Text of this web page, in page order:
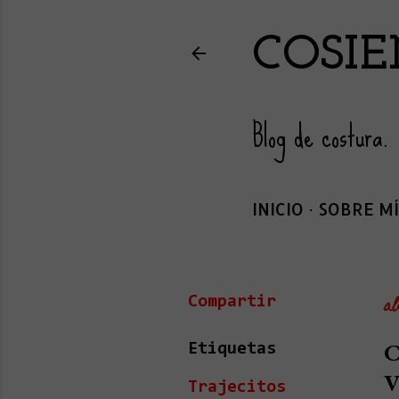
Blog de
INICIO SOBRE MÍ
Compartir
Etiquetas
Trajecitos